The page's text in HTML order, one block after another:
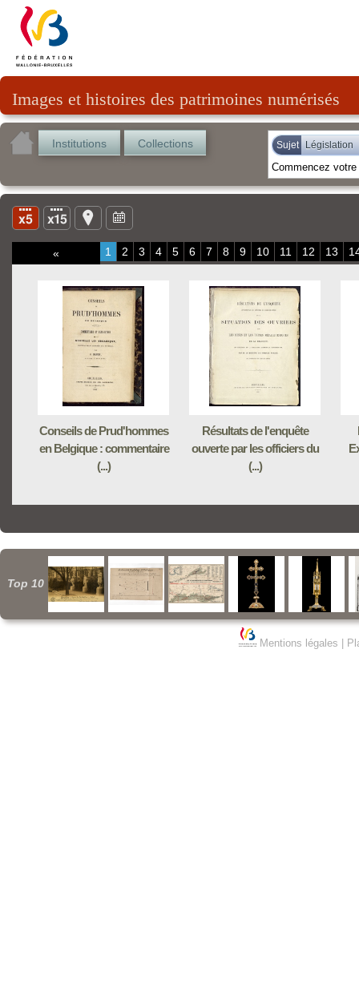
Images et histoires des patrimoines numérisés
Institutions Collections Sujet Législation
« 1 2 3 4 5 6 7 8 9 10 11 12 13
Conseils de Prud'hommes
en Belgique : commentaire
(...)
Résultats de l'enquête
ouverte par les officiers du
(...)
Top 10
Mentions légales